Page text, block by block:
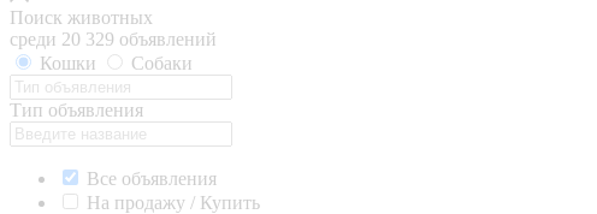
Поиск животных
среди 20 329 объявлений
Кошки
Собаки
Тип объявления
Все объявления
На продажу / Купить